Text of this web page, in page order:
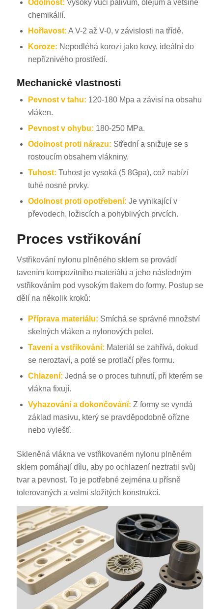
Odolnost: Vysoký vůči palivům, olejům a většině
chemikálií.
Hořlavost: A V-2 až V-0, v závislosti na třídě.
Koroze: Nepodléhá korozi jako kovy, ideální do
nepříznivého prostředí.
Mechanické vlastnosti
Pevnost v tahu: 120-180 Mpa a závisí na obsahu
vláken.
Pevnost v ohybu: 180-250 MPa.
Odolnost proti nárazu: Střední a snižuje se s
rostoucím obsahem vlákniny.
Tuhost: Tuhost je vysoká (5 8Gpa), což nabízí
tuhé nosné prvky.
Odolnost proti opotřebení: Je vynikající v
převodech, ložiscích a pohyblivých prvcích.
Proces vstřikování
Vstřikování nylonu plněného sklem se provádí
tavením kompozitního materiálu a jeho následným
vstřikováním pod vysokým tlakem do formy. Postup se
dělí na několik kroků:
Příprava materiálu: Smíchá se správné množství
skelných vláken a nylonových pelet.
Tavení a vstřikování: Materiál se zahřívá, dokud
se neroztaví, a poté se protlačí přes formu.
Chlazení: Jedná se o proces tuhnutí, při kterém se
vlákna fixují.
Vyhazování a dokončování: Z formy se vyndá
základ masivu, který se pravděpodobně ořízne
nebo vyleští.
Skleněná vlákna ve vstřikovaném nylonu plněném
sklem pomáhají dílu, aby po ochlazení neztratil svůj
tvar a pevnost. To je potřebné zejména u přísně
tolerovaných a velmi složitých konstrukcí.